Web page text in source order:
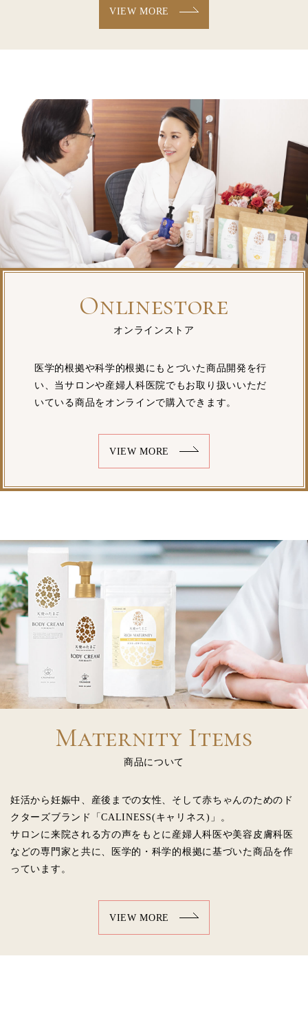
VIEW MORE
Onlinestore
オンラインストア
医学的根拠や科学的根拠にもとづいた商品開発を行
い、当サロンや産婦人科医院でもお取り扱いいただ
いている商品をオンラインで購入できます。
VIEW MORE
Maternity Items
商品について
妊活から妊娠中、産後までの女性、そして赤ちゃんのためのド
クターズブランド「CALINESS(キャリネス)」。
サロンに来院される方の声をもとに産婦人科医や美容皮膚科医
などの専門家と共に、医学的・科学的根拠に基づいた商品を作
っています。
VIEW MORE